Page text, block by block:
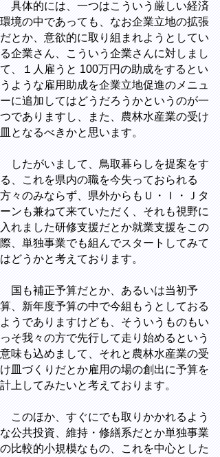
具体的には、一つはこういう厳しい経済
環境の中であっても、なお企業立地の拡張
だとか、意欲的に取り組まれようとしてい
る企業さん、こういう企業さんに対しまし
て、１人雇うと 100万円の助成をするとい
うような雇用助成を企業立地促進のメニュ
ーに追加してはどうだろうかというのが一
つでありますし、また、農林水産業の受け
皿となるべきかと思います。
したがいまして、鳥取暮らしを提案をす
る、これを県内の職を今失っておられる
方々のみならず、県外からもＵ・Ｉ・Ｊタ
ーンも兼ねて来ていただく、それも視野に
入れました研修支援だとか就業支援をこの
際、単独事業でも組んでスタートしてみて
はどうかと考えております。
国も補正予算だとか、あるいは当初予
算、新年度予算の中で今組もうとしておる
ようでありますけども、そういうものもい
っそ我々の方で先行して走り始めるという
意味も込めまして、それと農林水産業の受
け皿づくりだとか雇用の場の創出に予算を
計上してみたいと考えております。
このほか、すぐにでも取りかかれるよう
な公共投資、維持・修繕系だとか単独事業
の比較的小規模なもの、これを中心とした